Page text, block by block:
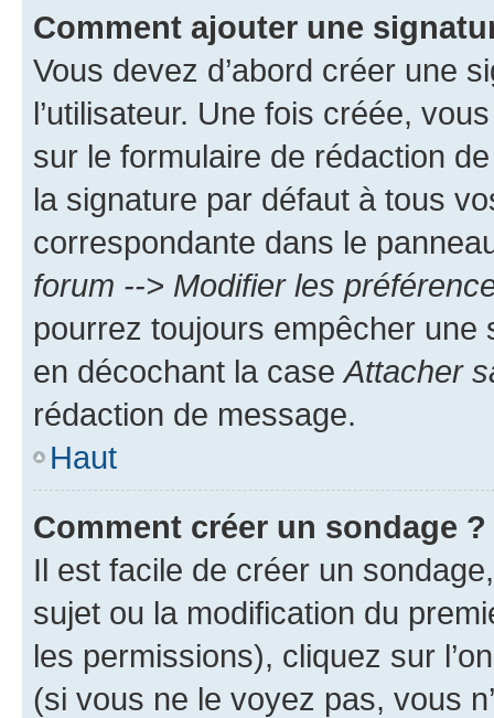
Comment ajouter une
Vous devez d’abord créer une
l’utilisateur. Une fois créée,
sur le formulaire de rédaction
la signature par défaut à tous
correspondante dans le
forum --> Modifier les
pourrez toujours empêcher une
en décochant la case Attacher
rédaction de message.
Haut
Comment créer un sondage ?
Il est facile de créer un
sujet ou la modification du
les permissions), cliquez sur
(si vous ne le voyez pas, vous